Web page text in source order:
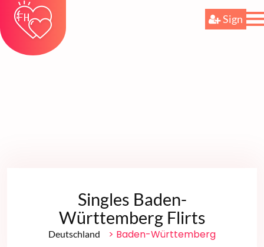
Sign
Singles Baden-
Württemberg Flirts
Deutschland > Baden-Württemberg